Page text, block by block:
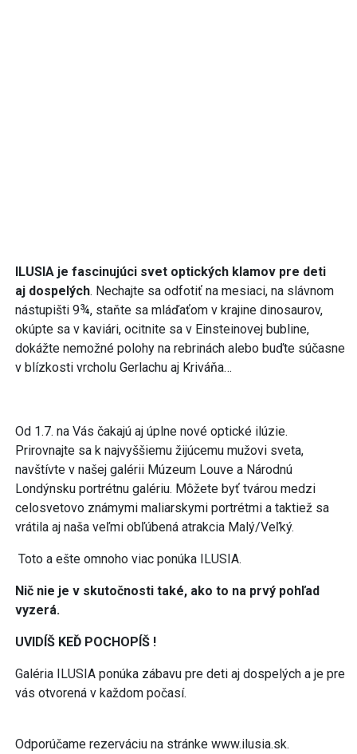
ILUSIA je fascinujúci svet optických klamov pre deti
aj dospelých. Nechajte sa odfotiť na mesiaci, na slávnom
nástupišti 9¾, staňte sa mláďaťom v krajine dinosaurov,
okúpte sa v kaviári, ocitnite sa v Einsteinovej bubline,
dokážte nemožné polohy na rebrinách alebo buďte súčasne
v blízkosti vrcholu Gerlachu aj Kriváňa…
Od 1.7. na Vás čakajú aj úplne nové optické ilúzie.
Prirovnajte sa k najvyššiemu žijúcemu mužovi sveta,
navštívte v našej galérii Múzeum Louve a Národnú
Londýnsku portrétnu galériu. Môžete byť tvárou medzi
celosvetovo známymi maliarskymi portrétmi a taktiež sa
vrátila aj naša veľmi obľúbená atrakcia Malý/Veľký.
Toto a ešte omnoho viac ponúka ILUSIA.
Nič nie je v skutočnosti také, ako to na prvý pohľad
vyzerá.
UVIDÍŠ KEĎ POCHOPÍŠ !
Galéria ILUSIA ponúka zábavu pre deti aj dospelých a je pre
vás otvorená v každom počasí.
Odporúčame rezerváciu na stránke www.ilusia.sk.